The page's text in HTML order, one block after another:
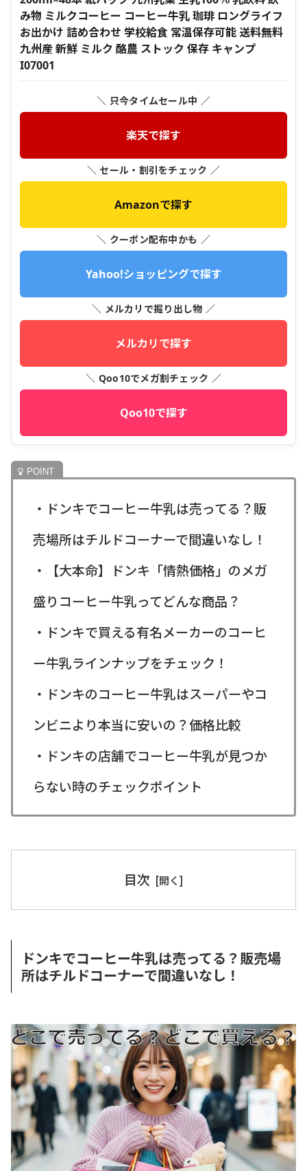
み物 ミルクコーヒー コーヒー牛乳 珈琲 ロングライフ
お出かけ 詰め合わせ 学校給食 常温保存可能 送料無料
九州産 新鮮 ミルク 酪農 ストック 保存 キャンプ
I07001
＼ 只今タイムセール中 ／
楽天で探す
＼ セール・割引をチェック ／
Amazonで探す
＼ クーポン配布中かも ／
Yahoo!ショッピングで探す
＼ メルカリで掘り出し物 ／
メルカリで探す
＼ Qoo10でメガ割チェック ／
Qoo10で探す
・ドンキでコーヒー牛乳は売ってる？販
売場所はチルドコーナーで間違いなし！
・【大本命】ドンキ「情熱価格」のメガ
盛りコーヒー牛乳ってどんな商品？
・ドンキで買える有名メーカーのコーヒ
ー牛乳ラインナップをチェック！
・ドンキのコーヒー牛乳はスーパーやコ
ンビニより本当に安いの？価格比較
・ドンキの店舗でコーヒー牛乳が見つか
らない時のチェックポイント
目次
ドンキでコーヒー牛乳は売ってる？販売場
所はチルドコーナーで間違いなし！